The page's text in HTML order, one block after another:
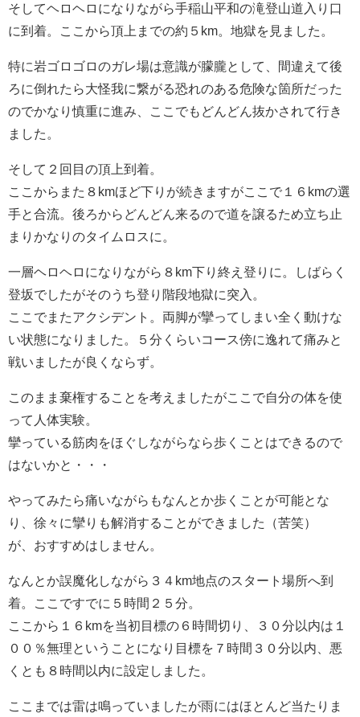
そしてヘロヘロになりながら手稲山平和の滝登山道入り口
に到着。ここから頂上までの約５km。地獄を見ました。
特に岩ゴロゴロのガレ場は意識が朦朧として、間違えて後
ろに倒れたら大怪我に繋がる恐れのある危険な箇所だった
のでかなり慎重に進み、ここでもどんどん抜かされて行き
ました。
そして２回目の頂上到着。
ここからまた８kmほど下りが続きますがここで１６kmの選
手と合流。後ろからどんどん来るので道を譲るため立ち止
まりかなりのタイムロスに。
一層ヘロヘロになりながら８km下り終え登りに。しばらく
登坂でしたがそのうち登り階段地獄に突入。
ここでまたアクシデント。両脚が攣ってしまい全く動けな
い状態になりました。５分くらいコース傍に逸れて痛みと
戦いましたが良くならず。
このまま棄権することを考えましたがここで自分の体を使
って人体実験。
攣っている筋肉をほぐしながらなら歩くことはできるので
はないかと・・・
やってみたら痛いながらもなんとか歩くことが可能とな
り、徐々に攣りも解消することができました（苦笑）
が、おすすめはしません。
なんとか誤魔化しながら３４km地点のスタート場所へ到
着。ここですでに５時間２５分。
ここから１６kmを当初目標の６時間切り、３０分以内は１
００％無理ということになり目標を７時間３０分以内、悪
くとも８時間以内に設定しました。
ここまでは雷は鳴っていましたが雨にはほとんど当たりま